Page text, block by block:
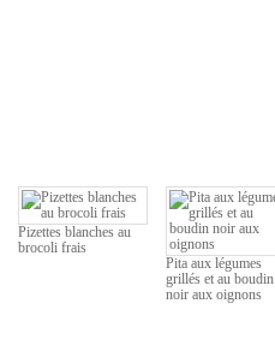
Pizettes blanches au
brocoli frais
Pita aux légumes
grillés et au boudin
noir aux oignons